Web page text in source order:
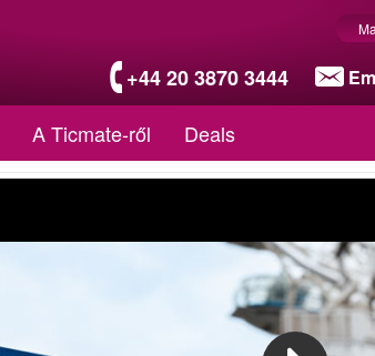
+44 20 3870 3444
A Ticmate-ről Deals